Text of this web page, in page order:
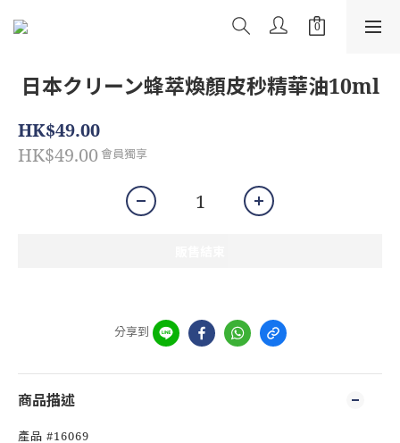
日本クリーン蜂萃煥顏皮秒精華油10ml
HK$49.00
HK$49.00 會員獨享
分享到
商品描述
產品 #16069